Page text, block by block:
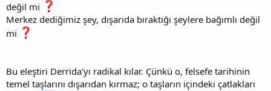
değil mi
Merkez dediğimiz şey, dışarıda bıraktığı şeylere bağımlı değil
mi
Bu eleştiri Derrida'yı radikal kılar. Çünkü o, felsefe tarihinin
temel taşlarını dışarıdan kırmaz; o taşların içindeki çatlakları